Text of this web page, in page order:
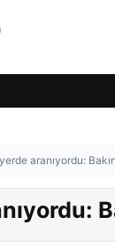
aranıyordu: